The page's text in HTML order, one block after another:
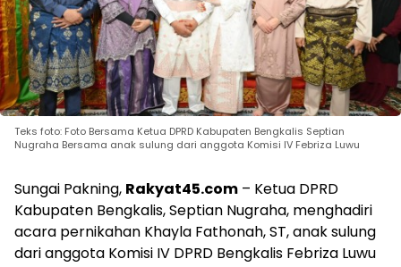
Teks foto: Foto Bersama Ketua DPRD Kabupaten Bengkalis Septian
Nugraha Bersama anak sulung dari anggota Komisi IV Febriza Luwu
Sungai Pakning, Rakyat45.com – Ketua DPRD
Kabupaten Bengkalis, Septian Nugraha, menghadiri
acara pernikahan Khayla Fathonah, ST, anak sulung
dari anggota Komisi IV DPRD Bengkalis Febriza Luwu